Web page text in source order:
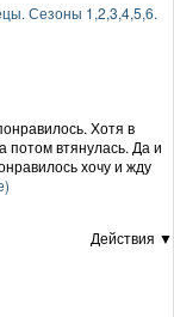
Сезоны 1,2,3,4,5,6.
Хотя в
потом втянулась. Да и
хочу и жду
Действия ▼